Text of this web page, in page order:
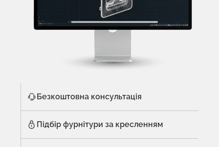
Безкоштовна консультація
Підбір фурнітури за кресленням